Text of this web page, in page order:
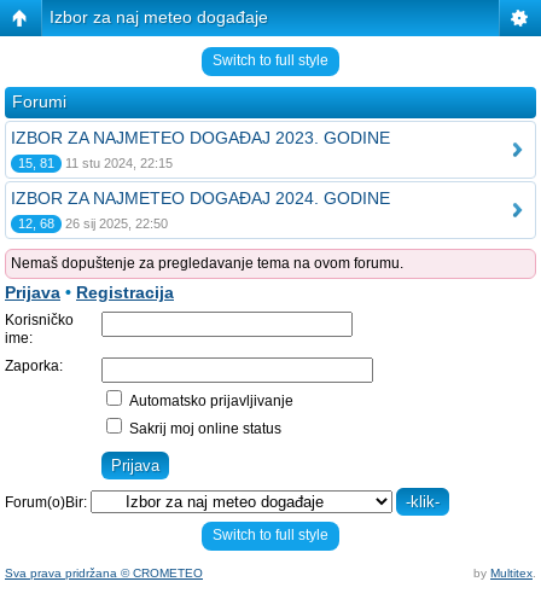
Izbor za naj meteo događaje
Switch to full style
Forumi
IZBOR ZA NAJMETEO DOGAĐAJ 2023. GODINE
15, 81 11 stu 2024, 22:15
IZBOR ZA NAJMETEO DOGAĐAJ 2024. GODINE
12, 68 26 sij 2025, 22:50
Nemaš dopuštenje za pregledavanje tema na ovom forumu.
Prijava • Registracija
Korisničko
ime:
Zaporka:
Automatsko prijavljivanje
Sakrij moj online status
Forum(o)Bir:
Switch to full style
Sva prava pridržana © CROMETEO by Multitex